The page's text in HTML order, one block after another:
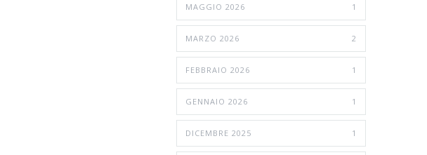
MAGGIO 2026 1
MARZO 2026 2
FEBBRAIO 2026 1
GENNAIO 2026 1
DICEMBRE 2025 1